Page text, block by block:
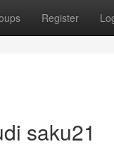
Register
saku21